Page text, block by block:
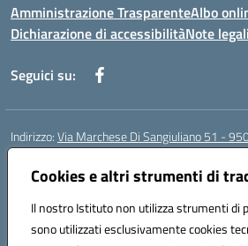
Cookies e altri strumenti di
Il nostro Istituto non utilizza strumenti di
sono utilizzati esclusivamente cookies
Amministrazione TrasparenteAlbo
Dichiarazione di accessibilitàNote legali
Seguici su:
Indirizzo:Via Marchese Di Sangiuliano 51 -
Centralino:
Posta elettronica certificata (PEC):
Codice fiscale: 81001970870
Codice meccanografico:CTIC8AT00B